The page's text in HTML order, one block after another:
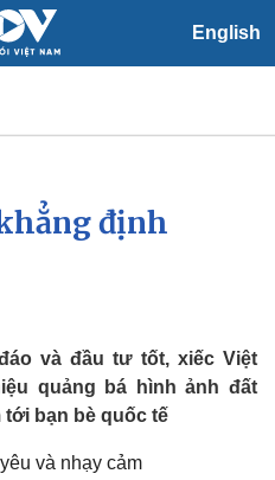
English
Xã hội
Việc làm
Biển đảo
định
và đầu tư tốt, xiếc Việt
quảng bá hình ảnh đất
bạn bè quốc tế
và nhạy cảm